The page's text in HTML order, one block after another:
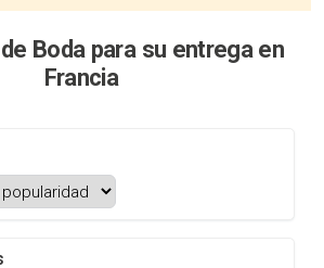
Boda para su entrega en
Francia